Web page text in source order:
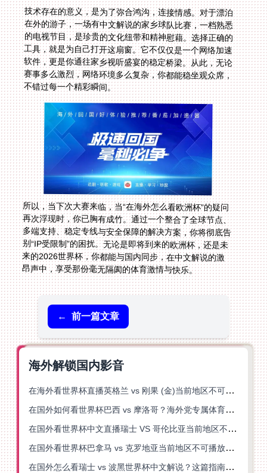
技术存在的意义，是为了弥合鸿沟，连接情感。对于漂泊
在外的游子，一场有中文解说的家乡球队比赛，一档熟悉
的电视节目，是珍贵的文化纽带和精神慰藉。选择正确的
工具，就是为自己打开这扇窗。它不仅仅是一个网络加速
软件，更是你通往家乡视听盛宴的稳定桥梁。从此，无论
赛事多么激烈，网络环境多么复杂，你都能稳坐观众席，
不错过每一个精彩瞬间。
所以，当下次大赛来临，当“在海外怎么看欧洲杯”的疑问
再次浮现时，你已胸有成竹。通过一个整合了全球节点、
多端支持、稳定专线与安全保障的解决方案，你将彻底告
别“IP受限制”的困扰。无论是即将到来的欧洲杯，还是未
来的2026世界杯，你都能与国内同步，在中文解说的激
昂声中，享受那份毫无隔阂的体育激情与快乐。
← 前一篇文章
海外解锁国内影音
在海外看世界杯直播英格兰 vs 刚果 (金)当前地区不可播放？这篇指南帮你突破所有限制
在国外如何看世界杯巴西 vs 摩洛哥？海外党专属体育观赛指南来了
在国外看世界杯中文直播瑞士 VS 哥伦比亚当前地区不可播放？这篇指南帮你搞定
在国外看世界杯巴拿马 vs 克罗地亚当前地区不可播放？这篇指南帮你轻松解决海外体育直播难题
在国外怎么看瑞士 vs 波黑世界杯中文解说？这篇指南帮你搞定所有地区限制问题